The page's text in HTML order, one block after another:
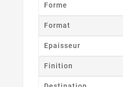
Forme
Format
Epaisseur
Finition